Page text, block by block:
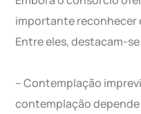
importante reconhecer
Entre eles, destacam-
– Contemplação
contemplação